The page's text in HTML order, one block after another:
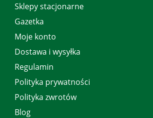
Sklepy stacjonarne
Gazetka
Moje konto
Dostawa i wysyłka
Regulamin
Polityka prywatności
Polityka zwrotów
Blog